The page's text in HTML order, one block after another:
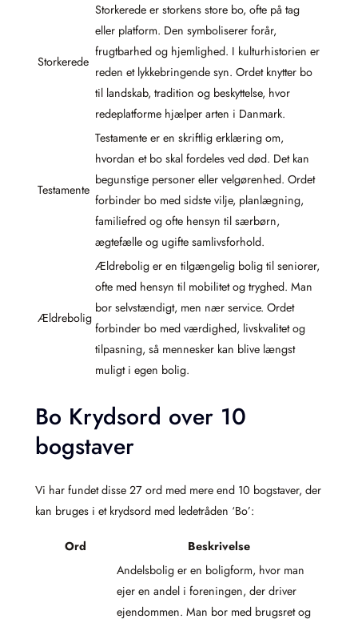
Storkerede
Storkerede er storkens store bo, ofte på tag
eller platform. Den symboliserer forår,
frugtbarhed og hjemlighed. I kulturhistorien er
reden et lykkebringende syn. Ordet knytter bo
til landskab, tradition og beskyttelse, hvor
redeplatforme hjælper arten i Danmark.
Testamente
Testamente er en skriftlig erklæring om,
hvordan et bo skal fordeles ved død. Det kan
begunstige personer eller velgørenhed. Ordet
forbinder bo med sidste vilje, planlægning,
familiefred og ofte hensyn til særbørn,
ægtefælle og ugifte samlivsforhold.
Ældrebolig
Ældrebolig er en tilgængelig bolig til seniorer,
ofte med hensyn til mobilitet og tryghed. Man
bor selvstændigt, men nær service. Ordet
forbinder bo med værdighed, livskvalitet og
tilpasning, så mennesker kan blive længst
muligt i egen bolig.
Bo Krydsord over 10
bogstaver
Vi har fundet disse 27 ord med mere end 10 bogstaver, der
kan bruges i et krydsord med ledetråden ‘Bo’:
Ord Beskrivelse
Andelsbolig er en boligform, hvor man
ejer en andel i foreningen, der driver
ejendommen. Man bor med brugsret og